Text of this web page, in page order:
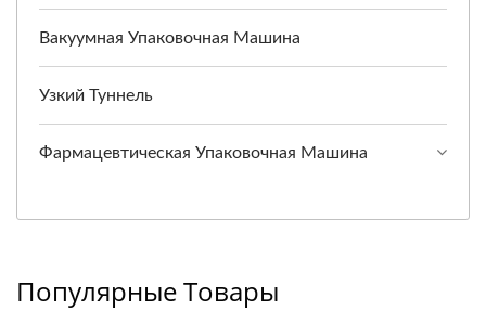
Вакуумная Упаковочная Машина
Узкий Туннель
Фармацевтическая Упаковочная Машина
Популярные Товары